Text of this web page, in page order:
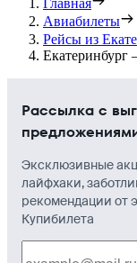
Главная
Авиабилеты
Рейсы из
Рассылка с
Эксклюзивные
лайфхаки,
рекомендации от
Купибилета